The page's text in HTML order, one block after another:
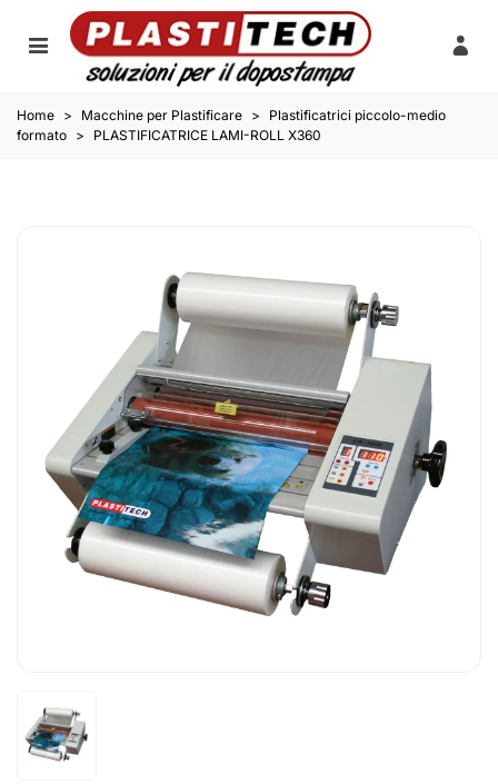
Home > Macchine per Plastificare >
Plastificatrici piccolo-medio
formato > PLASTIFICATRICE LAMI-ROLL X360